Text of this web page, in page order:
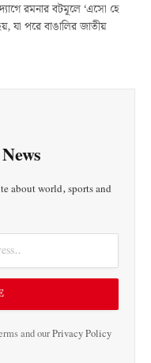
রমনার বটমূলে ‘এসো হে
যা পরে বাঙালির জাতীয়
about world, sports and
and ourPrivacy Policy